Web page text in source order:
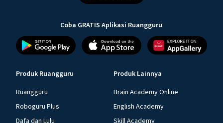
Coba GRATIS Aplikasi Ruangguru
Produk Ruangguru
Ruangguru
Roboguru Plus
Dafa dan Lulu
Produk Lainnya
Brain Academy Online
English Academy
Skill Academy